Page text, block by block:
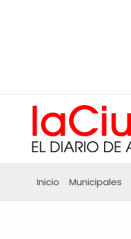
Inicio Municipales